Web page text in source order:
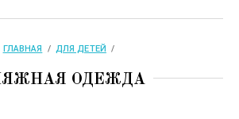
Карта сайта
ГЛАВНАЯ
  /
ДЛЯ ДЕТЕЙ
  /
ОДЕЖДА